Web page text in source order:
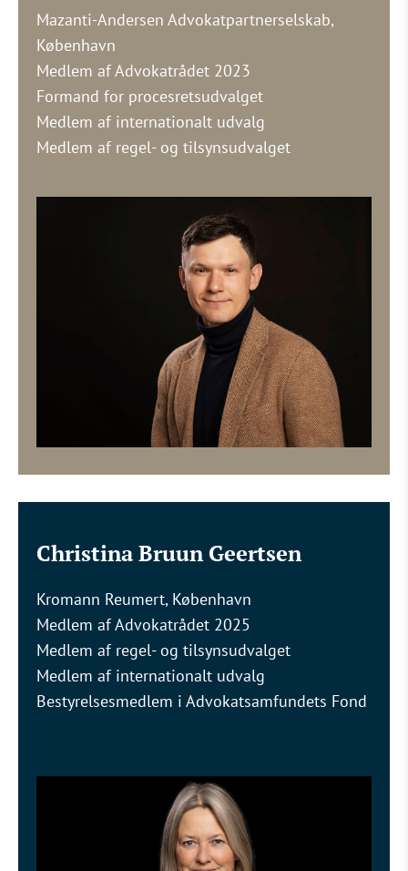
Mazanti-Andersen Advokatpartnerselskab,
København
Medlem af Advokatrådet 2023
Formand for procesretsudvalget
Medlem af internationalt udvalg
Medlem af regel- og tilsynsudvalget
Christina Bruun Geertsen
Kromann Reumert, København
Medlem af Advokatrådet 2025
Medlem af regel- og tilsynsudvalget
Medlem af internationalt udvalg
Bestyrelsesmedlem i Advokatsamfundets Fond